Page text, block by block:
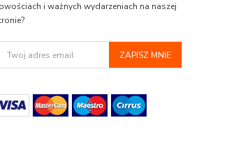
i ważnych wydarzeniach na naszej